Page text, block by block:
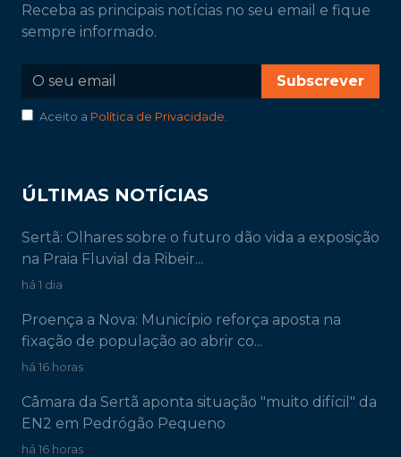
Receba as principais notícias no seu email e fique
sempre informado.
Subscrever
Aceito a Política de Privacidade
ÚLTIMAS NOTÍCIAS
Sertã: Olhares sobre o futuro dão vida a exposição
na Praia Fluvial da Ribeir...
há 1 dia
Proença a Nova: Município reforça aposta na
fixação de população ao abrir co...
há 16 horas
Câmara da Sertã aponta situação "muito difícil" da
EN2 em Pedrógão Pequeno
há 16 horas